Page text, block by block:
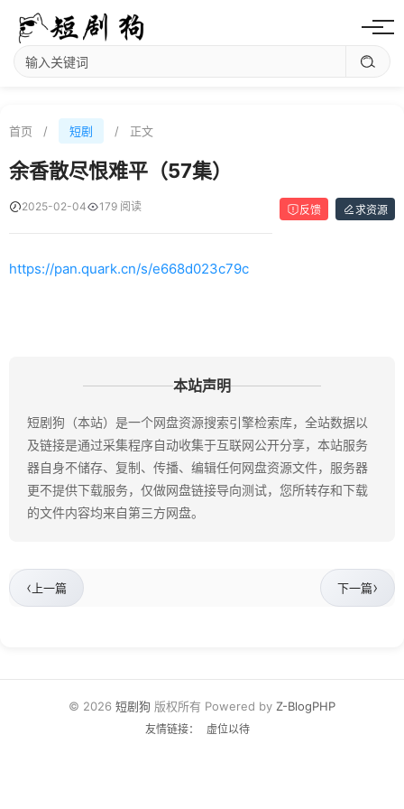
首页 / 短剧 / 正文
余香散尽恨难平（57集）
求资源
反馈
2025-02-04 179 阅读
https://pan.quark.cn/s/e668d023c79c
本站声明
短剧狗（本站）是一个网盘资源搜索引擎检索库，全站数据以
及链接是通过采集程序自动收集于互联网公开分享，本站服务
器自身不储存、复制、传播、编辑任何网盘资源文件，服务器
更不提供下载服务，仅做网盘链接导向测试，您所转存和下载
的文件内容均来自第三方网盘。
‹ 上一篇 下一篇›
© 2026 短剧狗 版权所有 Powered by Z-BlogPHP
友情链接： 虚位以待